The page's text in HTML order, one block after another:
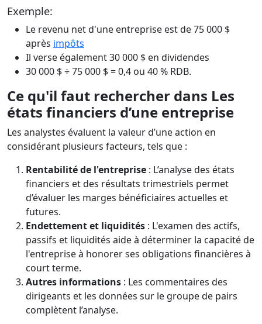
Exemple:
Le revenu net d'une entreprise est de 75 000 $
après impôts
Il verse également 30 000 $ en dividendes
30 000 $ ÷ 75 000 $ = 0,4 ou 40 % RDB.
Ce qu'il faut rechercher dans Les
états financiers d’une entreprise
Les analystes évaluent la valeur d’une action en
considérant plusieurs facteurs, tels que :
Rentabilité de l'entreprise : L’analyse des états
financiers et des résultats trimestriels permet
d’évaluer les marges bénéficiaires actuelles et
futures.
Endettement et liquidités : L'examen des actifs,
passifs et liquidités aide à déterminer la capacité de
l'entreprise à honorer ses obligations financières à
court terme.
Autres informations : Les commentaires des
dirigeants et les données sur le groupe de pairs
complètent l’analyse.